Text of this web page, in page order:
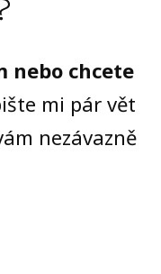
nebo chcete
mi pár vět
nezávazně